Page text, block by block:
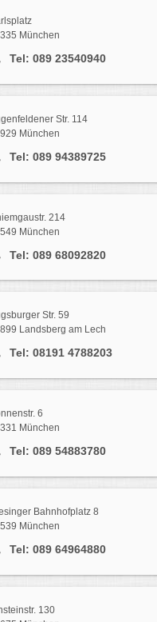
München
Tel: 089 23540940
Str. 114
München
Tel: 089 94389725
214
München
Tel: 089 68092820
Str. 59
Landsberg am Lech
Tel: 08191 4788203
6
München
Tel: 089 54883780
Bahnhofplatz 8
München
Tel: 089 64964880
130